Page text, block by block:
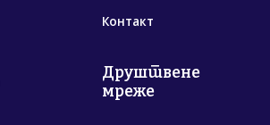
Контакт
Друштвене
мреже